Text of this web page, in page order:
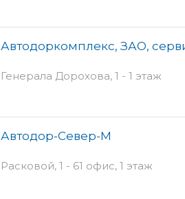
Автодоркомплекс, ЗАО,
Генерала Дорохова, 1 - 1 этаж
Автодор-Север-М
Расковой, 1 - 61 офис, 1 этаж